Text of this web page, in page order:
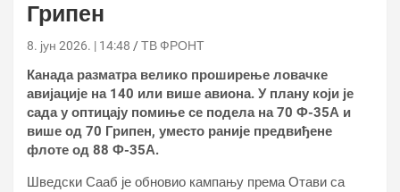
Грипен
8. јун 2026. | 14:48 ТВ ФРОНТ
Канада разматра велико проширење ловачке
авијације на 140 или више авиона. У плану који је
сада у оптицају помиње се подела на 70 Ф-35А и
више од 70 Грипен, уместо раније предвиђене
флоте од 88 Ф-35А.
Шведски Сааб је обновио кампању према Отави са